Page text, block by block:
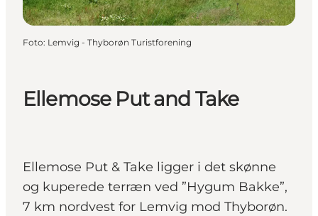
Ellemose Put and Take
Ellemose Put & Take ligger i det skønne
og kuperede terræn ved ”Hygum Bakke”,
7 km nordvest for Lemvig mod Thyborøn.
Foto: Lemvig - Thyborøn Turistforening